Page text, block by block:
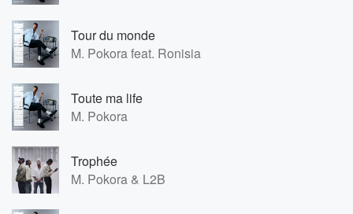
Tour du monde
M. Pokora feat. Ronisia
Toute ma life
M. Pokora
Trophée
M. Pokora & L2B